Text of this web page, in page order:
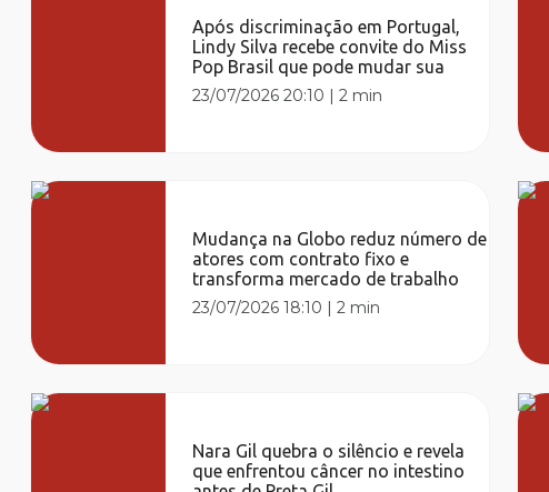
Após discriminação em Portugal,
Lindy Silva recebe convite do Miss
Pop Brasil que pode mudar sua
23/07/2026 20:10 |2 min
Mudança na Globo reduz número de
atores com contrato fixo e
transforma mercado de trabalho
23/07/2026 18:10 |2 min
Nara Gil quebra o silêncio e revela
que enfrentou câncer no intestino